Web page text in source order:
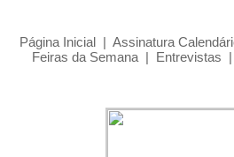
Página Inicial | Assinatura
Feiras da Semana | Entrevistas |